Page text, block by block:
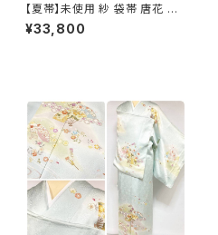
【夏帯】未使用 紗 袋帯 唐花 正
絹 紫 白 淡藤色 729
¥33,800